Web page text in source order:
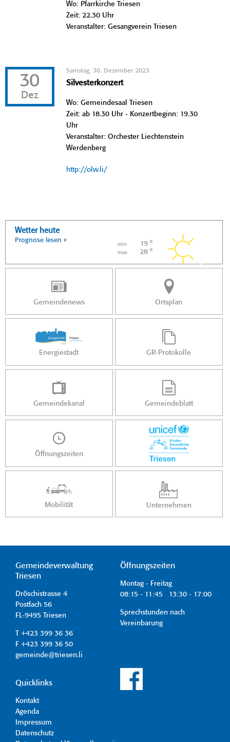
Wo: Pfarrkirche Triesen
Zeit: 22.30 Uhr
Veranstalter: Gesangverein Triesen
30
Dez
Samstag, 30. Dezember 2023
Silvesterkonzert
Wo: Gemeindesaal Triesen
Zeit: ab 18.30 Uhr - Konzertbeginn: 19.30
Uhr
Veranstalter: Orchester Liechtenstein
Werdenberg
http://olw.li/
Wetter heute
Prognose lesen »
min 19 °
max 28 °
Gemeindenews Ortsplan
Energiestadt GR-Protokolle
Gemeindekanal Gemeindeblatt
Öffnungszeiten
Mobilität Unternehmen
Gemeindeverwaltung
Triesen
Dröschistrasse 4
Postfach 56
FL-9495 Triesen
T +423 399 36 36
F +423 399 36 50
gemeinde@triesen.li
Öffnungszeiten
Montag - Freitag
08:15 - 11:45 13:30 - 17:00
Sprechstunden nach
Vereinbarung
Quicklinks
Kontakt
Agenda
Impressum
Datenschutz